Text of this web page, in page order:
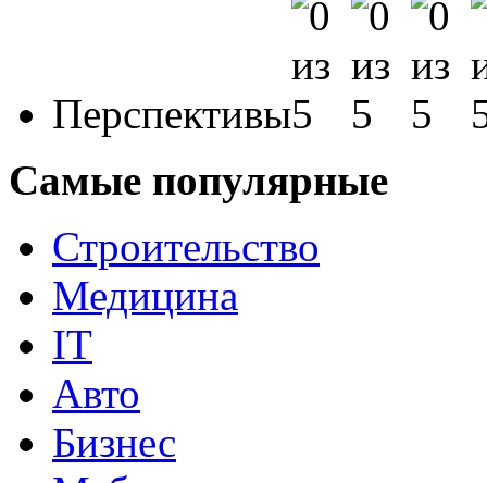
Перспективы
Самые популярные
Строительство
Медицина
IT
Авто
Бизнес